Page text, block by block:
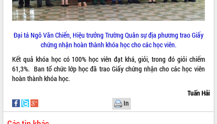
LIÊN KẾT WEB
Hôm nay:
4809
Tất cả: 66090477
Đại tá Ngô Văn Chiến, Hiệu trưởng Trường Quân sự địa phương trao Giấy
chứng nhận hoàn thành khóa học cho các học viên.
Kết quả khóa học có 100% học viên đạt khá, giỏi, trong đó giỏi chiếm
61,3%. Ban tổ chức lớp học đã trao Giấy chứng nhận cho các học viên
hoàn thành khóa học.
Tuấn Hải
In